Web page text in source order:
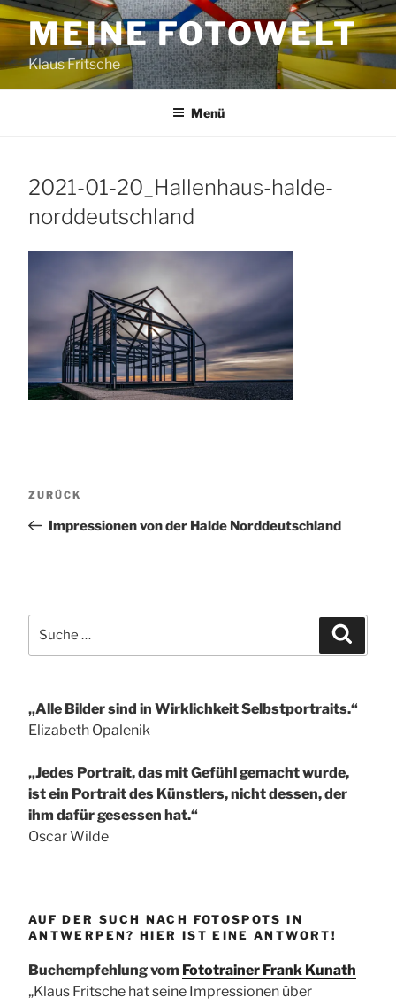
Zum
Inhalt
springenMEINE FOTOWELT
Klaus Fritsche
Menü
2021-01-20_Hallenhaus-halde-
norddeutschland
Vorheriger
ZURÜCK
Impressionen von der Halde Norddeutschland
nach:
„Alle Bilder sind in Wirklichkeit Selbstportraits.“
Elizabeth Opalenik
„Jedes Portrait, das mit Gefühl gemacht wurde,
ist ein Portrait des Künstlers, nicht dessen, der
ihm dafür gesessen hat.“
Oscar Wilde
AUF DER SUCH NACH FOTOSPOTS IN
ANTWERPEN? HIER IST EINE ANTWORT!
Buchempfehlung vom Fototrainer Frank Kunath
„Klaus Fritsche hat seine Impressionen über